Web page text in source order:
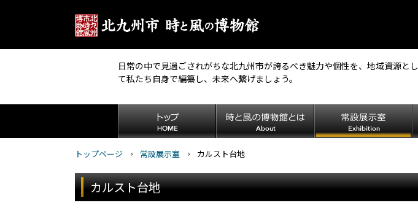
日常の中で見過ごされがちな北九州市が誇るべき魅力や個性を、地域資源とし
て私たち自身で編纂し、未来へ繋げましょう。
トップページ 常設展示室 カルスト台地
カルスト台地